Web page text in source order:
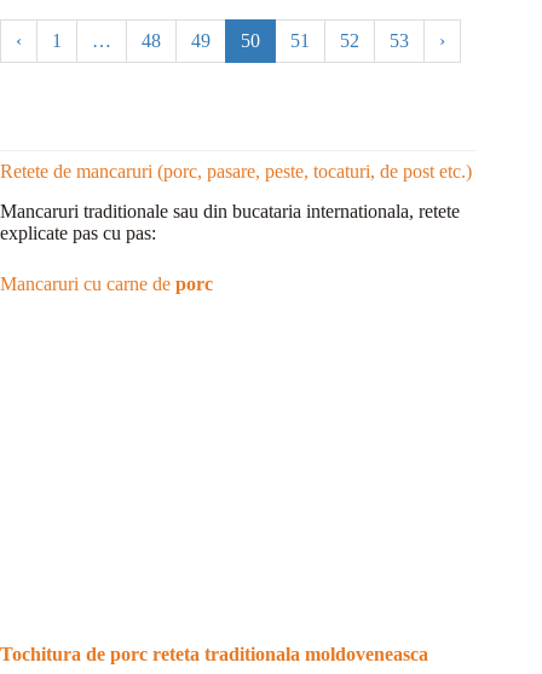
‹ 1 … 48 49 50 51 52 53 ›
Retete de mancaruri (porc, pasare, peste, tocaturi, de post etc.)
Mancaruri traditionale sau din bucataria internationala, retete
explicate pas cu pas:
Mancaruri cu carne de porc
Tochitura de porc reteta traditionala moldoveneasca